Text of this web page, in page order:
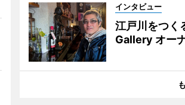
インタビュー
江戸川をつ
Gallery オー